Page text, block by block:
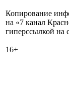
Копирование
на «7 канал
гиперссылкой на
16+